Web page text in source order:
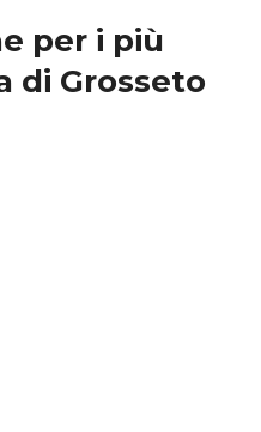
per i più
di Grosseto